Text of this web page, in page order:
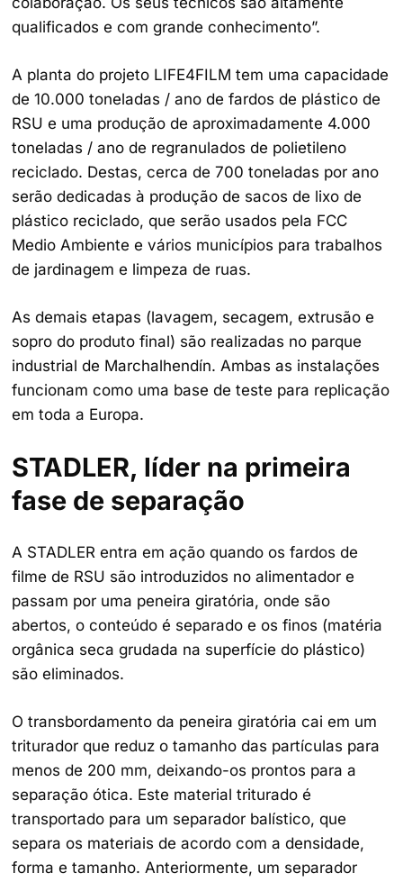
qualificados e com grande conhecimento”.
A planta do projeto LIFE4FILM tem uma capacidade
de 10.000 toneladas / ano de fardos de plástico de
RSU e uma produção de aproximadamente 4.000
toneladas / ano de regranulados de polietileno
reciclado. Destas, cerca de 700 toneladas por ano
serão dedicadas à produção de sacos de lixo de
plástico reciclado, que serão usados ​​pela FCC
Medio Ambiente e vários municípios para trabalhos
de jardinagem e limpeza de ruas.
As demais etapas (lavagem, secagem, extrusão e
sopro do produto final) são realizadas no parque
industrial de Marchalhendín. Ambas as instalações
funcionam como uma base de teste para replicação
em toda a Europa.
STADLER, líder na primeira
fase de separação
A STADLER entra em ação quando os fardos de
filme de RSU são introduzidos no alimentador e
passam por uma peneira giratória, onde são
abertos, o conteúdo é separado e os finos (matéria
orgânica seca grudada na superfície do plástico)
são eliminados.
O transbordamento da peneira giratória cai em um
triturador que reduz o tamanho das partículas para
menos de 200 mm, deixando-os prontos para a
separação ótica. Este material triturado é
transportado para um separador balístico, que
separa os materiais de acordo com a densidade,
forma e tamanho. Anteriormente, um separador